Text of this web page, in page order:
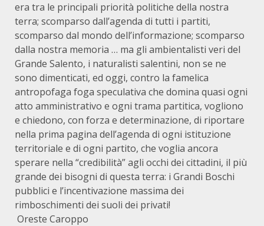
era tra le principali priorità politiche della nostra
terra; scomparso dall’agenda di tutti i partiti,
scomparso dal mondo dell’informazione; scomparso
dalla nostra memoria … ma gli ambientalisti veri del
Grande Salento, i naturalisti salentini, non se ne
sono dimenticati, ed oggi, contro la famelica
antropofaga foga speculativa che domina quasi ogni
atto amministrativo e ogni trama partitica, vogliono
e chiedono, con forza e determinazione, di riportare
nella prima pagina dell’agenda di ogni istituzione
territoriale e di ogni partito, che voglia ancora
sperare nella “credibilità” agli occhi dei cittadini, il più
grande dei bisogni di questa terra: i Grandi Boschi
pubblici e l’incentivazione massima dei
rimboschimenti dei suoli dei privati!
Oreste Caroppo